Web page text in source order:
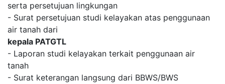
serta persetujuan lingkungan
- Surat persetujuan studi kelayakan atas penggunaan
air tanah dari
kepala PATGTL
- Laporan studi kelayakan terkait penggunaan air
tanah
- Surat keterangan langsung dari BBWS/BWS